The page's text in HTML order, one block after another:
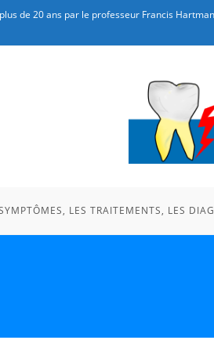
de 20 ans par le professeur Francis
LES TRAITEMENTS, LES